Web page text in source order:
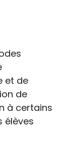
et de
de
à certains
élèves